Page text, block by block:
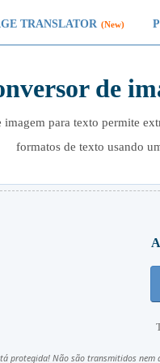
TRANSLATOR (New)
de
imagem para texto permite
formatos de texto usando
protegida! Não são transmitidos nem